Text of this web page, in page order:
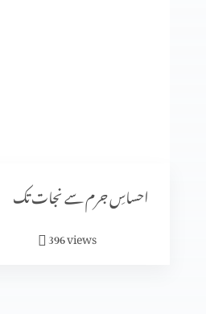
ایمان میں کیسے آگے بڑھیں؟
احساسِ جرم سے نجات تک
396views